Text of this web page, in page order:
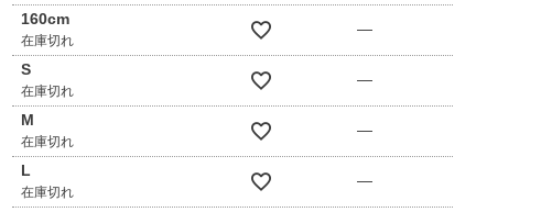
160cm
在庫切れ
—
S
在庫切れ
—
M
在庫切れ
—
L
在庫切れ
—